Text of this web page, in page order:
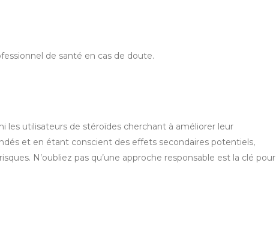
de santé en cas de doute.
les utilisateurs de stéroïdes cherchant à améliorer leur
et en étant conscient des effets secondaires potentiels,
N’oubliez pas qu’une approche responsable est la clé pour